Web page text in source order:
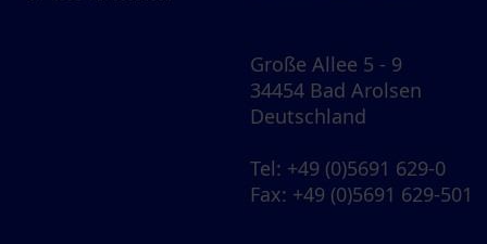
Große Allee 5 - 9
34454 Bad Arolsen
Deutschland
Tel: +49 (0)5691 629-0
Fax: +49 (0)5691 629-501